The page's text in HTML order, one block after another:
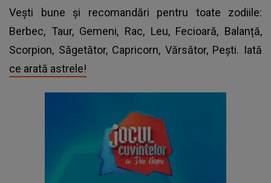
Vești bune și recomandări pentru toate zodiile:
Berbec, Taur, Gemeni, Rac, Leu, Fecioară, Balanță,
Scorpion, Săgetător, Capricorn, Vărsător, Pești. Iată
ce arată astrele!